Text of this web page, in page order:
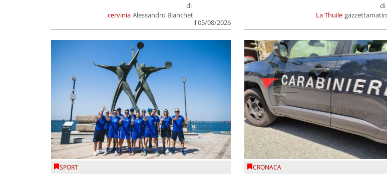
cervinia
di
Alessandro Bianchet
il 05/08/2026
La Thuile
di
gazzettamatin
SPORT CRONACA